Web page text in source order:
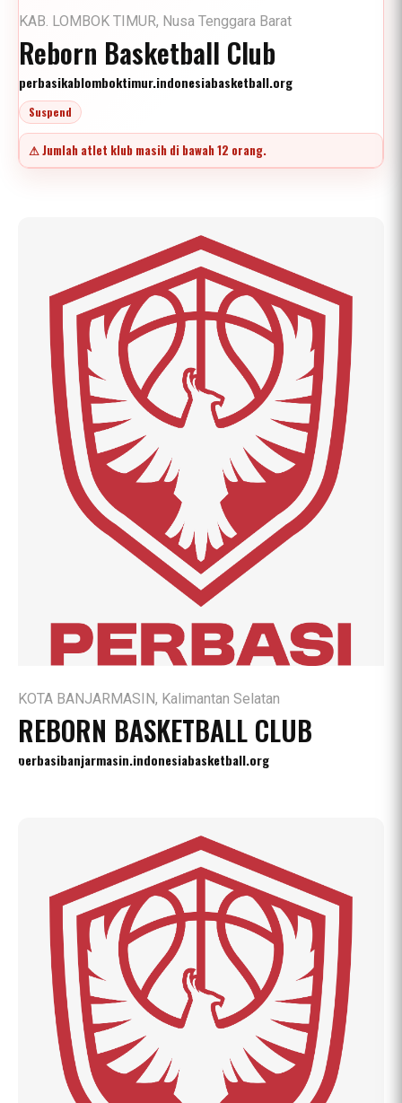
KAB. LOMBOK TIMUR, Nusa Tenggara Barat
Reborn Basketball Club
perbasikablomboktimur.indonesiabasketball.org
Suspend
⚠ Jumlah atlet klub masih di bawah 12 orang.
KOTA BANJARMASIN, Kalimantan Selatan
REBORN BASKETBALL CLUB
perbasibanjarmasin.indonesiabasketball.org